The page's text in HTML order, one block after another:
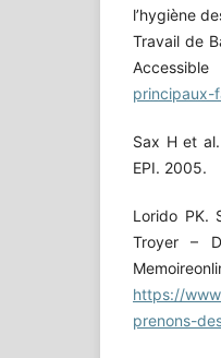
l’hygiène
Travail de
principaux-
Sax H et
EPI. 2005.
Lorido PK.
Troyer –
https://
prenons-